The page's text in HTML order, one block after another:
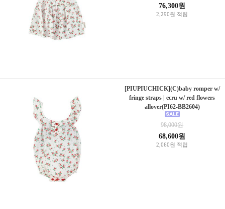
76,300원
2,290원 적립
[PIUPIUCHICK](C)baby romper w/
fringe straps | ecru w/ red flowers
allover(PI62-BB2604)
98,000원
68,600원
2,060원 적립